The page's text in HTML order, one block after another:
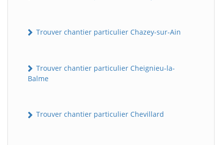
Trouver chantier particulier Chazey-sur-Ain
Trouver chantier particulier Cheignieu-la-
Balme
Trouver chantier particulier Chevillard